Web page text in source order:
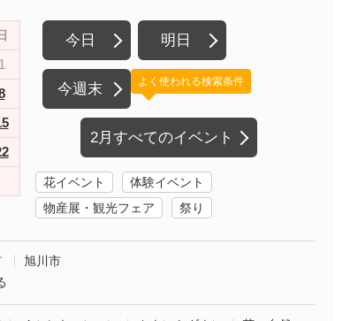
今日 明日
今週末
2月すべてのイベント
よく使われる検索条件
花イベント
体験イベント
物産展・観光フェア
祭り
旭川市